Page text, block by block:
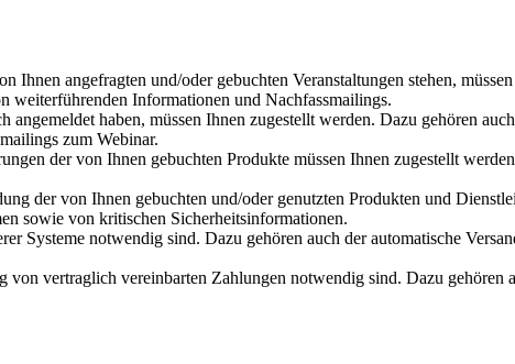
angefragten und/oder gebuchten Veranstaltungen stehen,
weiterführenden Informationen und Nachfassmailings.
haben, müssen Ihnen zugestellt werden. Dazu gehören
zum Webinar.
der von Ihnen gebuchten Produkte müssen Ihnen zugestellt
der von Ihnen gebuchten und/oder genutzten Produkten und
sowie von kritischen Sicherheitsinformationen.
Systeme notwendig sind. Dazu gehören auch der automatische
vertraglich vereinbarten Zahlungen notwendig sind. Dazu gehören